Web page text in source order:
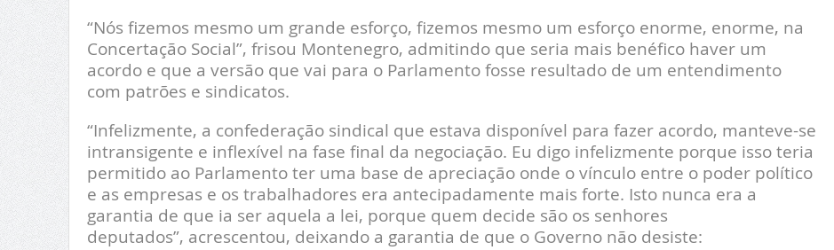
“Nós fizemos mesmo um grande esforço, fizemos mesmo um esforço enorme, enorme, na
Concertação Social”, frisou Montenegro, admitindo que seria mais benéfico haver um
acordo e que a versão que vai para o Parlamento fosse resultado de um entendimento
com patrões e sindicatos.
“Infelizmente, a confederação sindical que estava disponível para fazer acordo, manteve-se
intransigente e inflexível na fase final da negociação. Eu digo infelizmente porque isso teria
permitido ao Parlamento ter uma base de apreciação onde o vínculo entre o poder político
e as empresas e os trabalhadores era antecipadamente mais forte. Isto nunca era a
garantia de que ia ser aquela a lei, porque quem decide são os senhores
deputados”, acrescentou, deixando a garantia de que o Governo não desiste: